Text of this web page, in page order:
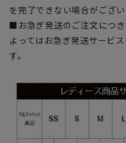
を完了できない場合がござ
■お急ぎ発送のご注文につ
よってはお急ぎ発送サービ
す。